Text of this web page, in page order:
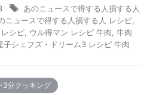
あのニュースで得する人損する人
ニュースで得する人損する人 レシピ
シピ ウル得マン レシピ 牛肉 牛肉
子シェフズ・ドリーム3 レシピ 牛肉
3分クッキング